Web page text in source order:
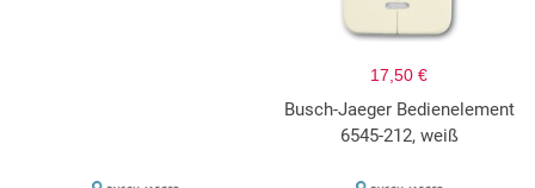
17,50 €
Busch-Jaeger Bedienelement
6545-212, weiß